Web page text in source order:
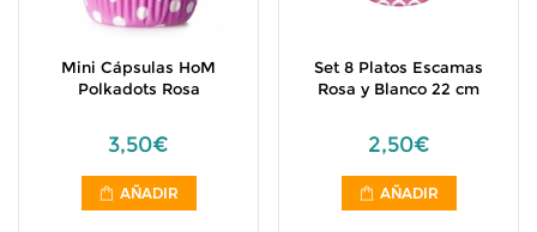
Mini Cápsulas HoM
Polkadots Rosa
3,50€
AÑADIR
Set 8 Platos Escamas
Rosa y Blanco 22 cm
2,50€
AÑADIR